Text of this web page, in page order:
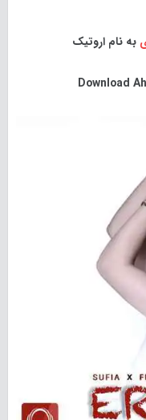
به نام اروتیک
Download